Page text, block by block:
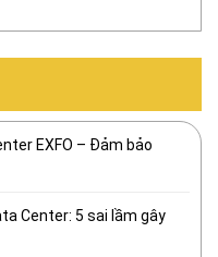
EXFO – Đảm bảo
Center: 5 sai lầm gây